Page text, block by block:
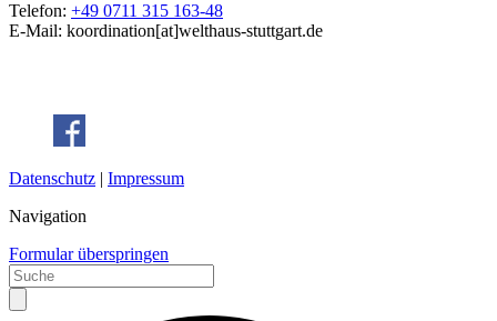
Telefon: +49 0711 315 163-48
E-Mail: koordination[at]welthaus-stuttgart.de
Datenschutz | Impressum
Navigation
Formular überspringen